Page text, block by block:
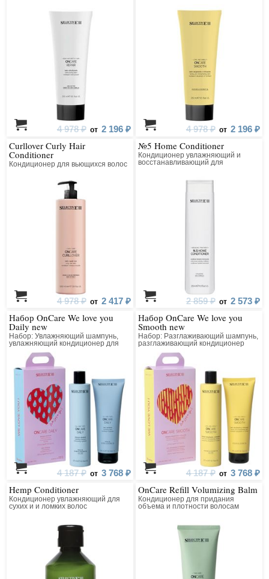
4 978 ₽ от 2 196 ₽ 4 978 ₽ от 2 196 ₽
Curllover Curly Hair
Conditioner
Кондиционер для вьющихся волос
4 978 ₽ от 2 417 ₽
№5 Home Conditioner
Кондиционер увлажняющий и
восстанавливающий для
2 859 ₽ от 2 573 ₽
Набор OnCare We love you
Daily new
Набор: Увлажняющий шампунь,
увлажняющий кондиционер для
сухих волос
4 187 ₽ от 3 768 ₽
Набор OnCare We love you
Smooth new
Набор: Разглаживающий шампунь,
разглаживающий кондиционер
4 187 ₽ от 3 768 ₽
Hemp Conditioner
Кондиционер увлажняющий для
сухих и и ломких волос
OnCare Refill Volumizing Balm
Кондиционер для придания
объема и плотности волосам